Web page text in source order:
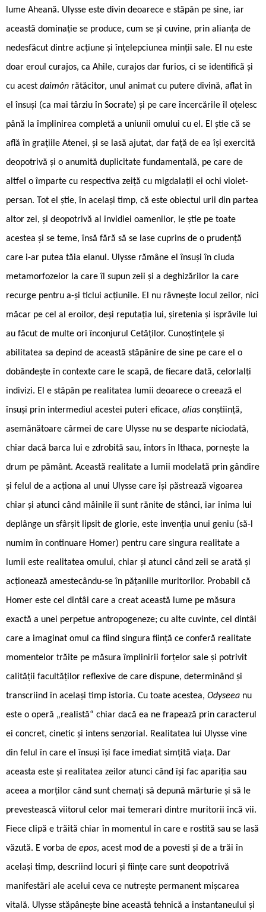
lume Aheană. Ulysse este divin deoarece e stăpân pe sine, iar
această dominație se produce, cum se și cuvine, prin alianța de
nedesfăcut dintre acțiune și înțelepciunea minții sale. El nu este
doar eroul curajos, ca Ahile, curajos dar furios, ci se identifică și
cu acest daimôn rătăcitor, unul animat cu putere divină, aflat în
el însuși (ca mai târziu în Socrate) și pe care încercările îl oțelesc
până la împlinirea completă a uniunii omului cu el. El știe că se
află în grațiile Atenei, și se lasă ajutat, dar față de ea își exercită
deopotrivă și o anumită duplicitate fundamentală, pe care de
altfel o împarte cu respectiva zeiță cu migdalații ei ochi violet-
persan. Tot el știe, în același timp, că este obiectul urii din partea
altor zei, și deopotrivă al invidiei oamenilor, le știe pe toate
acestea și se teme, însă fără să se lase cuprins de o prudență
care i-ar putea tăia elanul. Ulysse rămâne el însuși în ciuda
metamorfozelor la care îl supun zeii și a deghizărilor la care
recurge pentru a-și ticlui acțiunile. El nu râvnește locul zeilor, nici
măcar pe cel al eroilor, deși reputația lui, șiretenia și isprăvile lui
au făcut de multe ori înconjurul Cetăților. Cunoștințele și
abilitatea sa depind de această stăpânire de sine pe care el o
dobândește în contexte care le scapă, de fiecare dată, celorlalți
indivizi. El e stăpân pe realitatea lumii deoarece o creează el
însuși prin intermediul acestei puteri eficace, alias conștiință,
asemănătoare cârmei de care Ulysse nu se desparte niciodată,
chiar dacă barca lui e zdrobită sau, întors în Ithaca, pornește la
drum pe pământ. Această realitate a lumii modelată prin gândire
și felul de a acționa al unui Ulysse care își păstrează vigoarea
chiar și atunci când mâinile îi sunt rănite de stânci, iar inima lui
deplânge un sfârșit lipsit de glorie, este invenția unui geniu (să-l
numim în continuare Homer) pentru care singura realitate a
lumii este realitatea omului, chiar și atunci când zeii se arată și
acționează amestecându-se în pățaniile muritorilor. Probabil că
Homer este cel dintâi care a creat această lume pe măsura
exactă a unei perpetue antropogeneze; cu alte cuvinte, cel dintâi
care a imaginat omul ca fiind singura ființă ce conferă realitate
momentelor trăite pe măsura împlinirii forțelor sale și potrivit
calității facultăților reflexive de care dispune, determinând și
transcriind în același timp istoria. Cu toate acestea, Odyseea nu
este o operă „realistă“ chiar dacă ea ne frapează prin caracterul
ei concret, cinetic și intens senzorial. Realitatea lui Ulysse vine
din felul în care el însuși își face imediat simțită viața. Dar
aceasta este și realitatea zeilor atunci când își fac apariția sau
aceea a morților când sunt chemați să depună mărturie și să le
prevestească viitorul celor mai temerari dintre muritorii încă vii.
Fiece clipă e trăită chiar în momentul în care e rostită sau se lasă
văzută. E vorba de epos, acest mod de a povesti și de a trăi în
același timp, descriind locuri și ființe care sunt deopotrivă
manifestări ale acelui ceva ce nutrește permanent mișcarea
vitală. Ulysse stăpânește bine această tehnică a instantaneului și